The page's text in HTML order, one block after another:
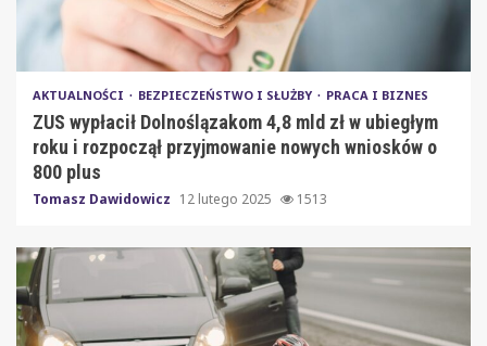
AKTUALNOŚCI BEZPIECZEŃSTWO I SŁUŻBY PRACA I BIZNES
ZUS wypłacił Dolnoślązakom 4,8 mld zł w ubiegłym
roku i rozpoczął przyjmowanie nowych wniosków o
800 plus
Tomasz Dawidowicz 12 lutego 2025 1513